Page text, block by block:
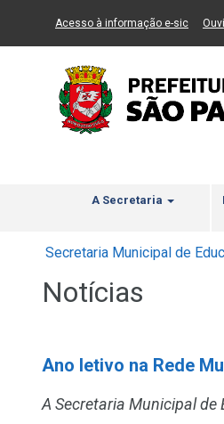
Ir ao Conteúdo Ir para
Acesso à informação e-sic(Link
A Secretaria
Secretaria Municipal de
Notícias
Ano letivo na Rede
A Secretaria Municipal